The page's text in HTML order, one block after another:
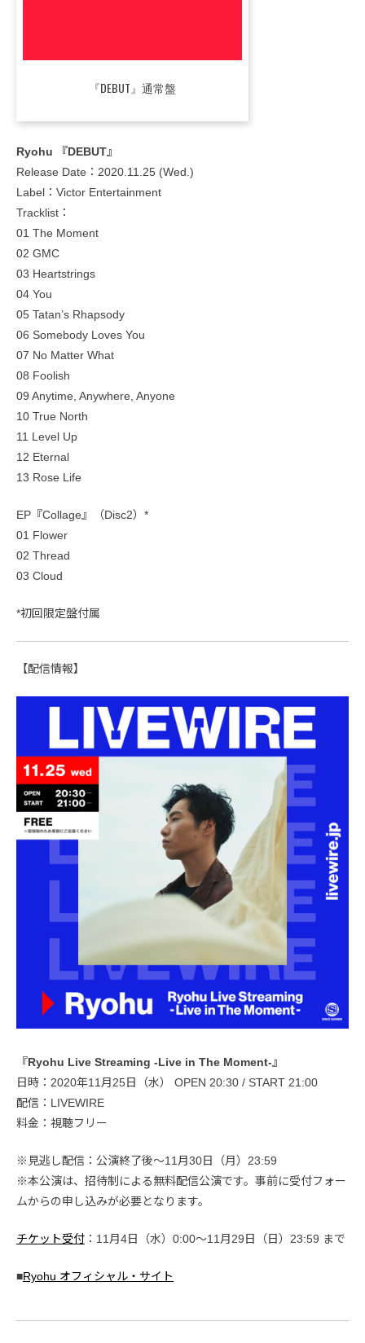
『DEBUT』通常盤
Ryohu 『DEBUT』
Release Date：2020.11.25 (Wed.)
Label：Victor Entertainment
Tracklist：
01 The Moment
02 GMC
03 Heartstrings
04 You
05 Tatan’s Rhapsody
06 Somebody Loves You
07 No Matter What
08 Foolish
09 Anytime, Anywhere, Anyone
10 True North
11 Level Up
12 Eternal
13 Rose Life
EP『Collage』（Disc2）*
01 Flower
02 Thread
03 Cloud
*初回限定盤付属
【配信情報】
『Ryohu Live Streaming -Live in The Moment-』
日時：2020年11月25日（水） OPEN 20:30 / START 21:00
配信：LIVEWIRE
料金：視聴フリー
※見逃し配信：公演終了後〜11月30日（月）23:59
※本公演は、招待制による無料配信公演です。事前に受付フォー
ムからの申し込みが必要となります。
チケット受付 ：11月4日（水）0:00〜11月29日（日）23:59 まで
■Ryohu オフィシャル・サイト